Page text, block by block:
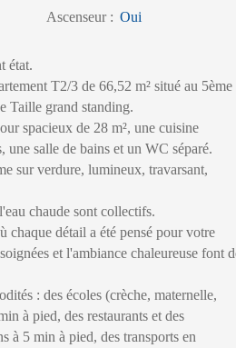
Ascenseur: Oui
état.
T2/3 de 66,52 m² situé au 5ème
Taille grand standing.
spacieux de 28 m², une cuisine
une salle de bains et un WC séparé.
sur verdure, lumineux, travarsant,
chaude sont collectifs.
chaque détail a été pensé pour votre
et l'ambiance chaleureuse font
: des écoles (crèche, maternelle,
à pied, des restaurants et des
à 5 min à pied, des transports en